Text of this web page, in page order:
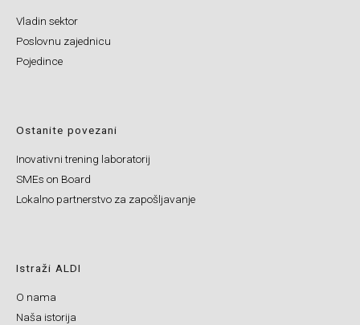
Vladin sektor
Poslovnu zajednicu
Pojedince
Ostanite povezani
Inovativni trening laboratorij
SMEs on Board
Lokalno partnerstvo za zapošljavanje
Istraži ALDI
O nama
Naša istorija